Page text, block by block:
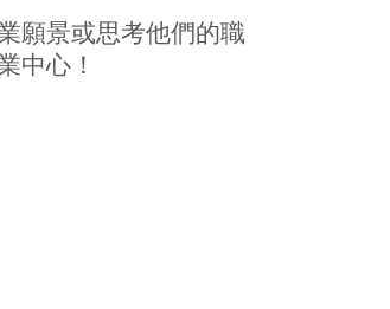
願景或思考他們的職
中心！